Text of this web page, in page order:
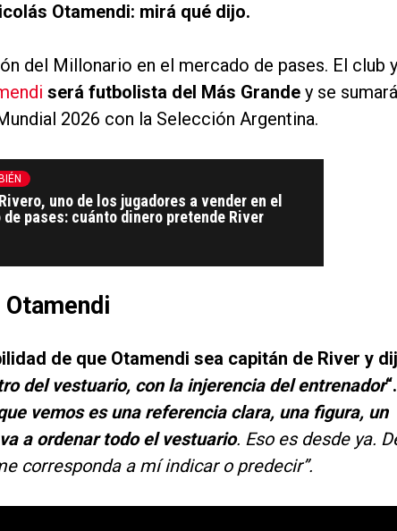
Otamendi: mirá qué dijo.
del Millonario en el mercado de pases. El club
será futbolista del Más Grande y se
2026 con la Selección Argentina.
uno de los jugadores a vender en el
de pases: cuánto dinero pretende River
de que Otamendi sea capitán de River y
del vestuario, con la injerencia del entrenador“.
vemos es una referencia clara, una figura, un
a ordenar todo el vestuario. Eso es desde ya.
corresponda a mí indicar o predecir”.